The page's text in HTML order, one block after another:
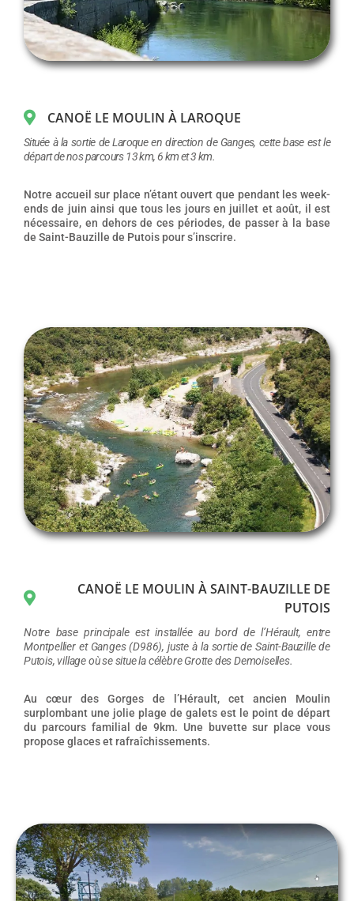
CANOË LE MOULIN À LAROQUE
Située à la sortie de Laroque en direction de Ganges, cette base est le
départ de nos parcours 13 km, 6 km et 3 km.
Notre accueil sur place n’étant ouvert que pendant les week-
ends de juin ainsi que tous les jours en juillet et août, il est
nécessaire, en dehors de ces périodes, de passer à la base
de Saint-Bauzille de Putois pour s’inscrire.
CANOË LE MOULIN À SAINT-BAUZILLE DE
PUTOIS
Notre base principale est installée au bord de l’Hérault, entre
Montpellier et Ganges (D986), juste à la sortie de Saint-Bauzille de
Putois, village où se situe la célèbre Grotte des Demoiselles.
Au cœur des Gorges de l’Hérault, cet ancien Moulin
surplombant une jolie plage de galets est le point de départ
du parcours familial de 9km. Une buvette sur place vous
propose glaces et rafraîchissements.